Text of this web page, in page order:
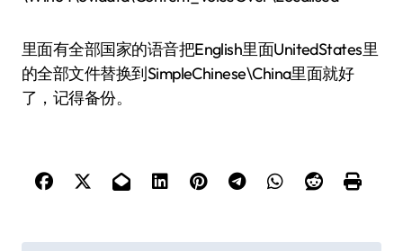
里面有全部国家的语音把English里面UnitedStates里
的全部文件替换到SimpleChinese\China里面就好
了，记得备份。